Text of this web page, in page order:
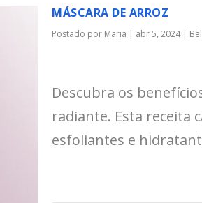
MÁSCARA DE ARROZ
Postado por Maria | abr 5, 2024|
Descubra os
radiante. Esta receita
esfoliantes e